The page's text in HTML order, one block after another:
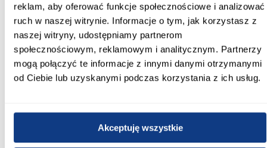
reklam, aby oferować funkcje społecznościowe i analizować
ruch w naszej witrynie. Informacje o tym, jak korzystasz z
naszej witryny, udostępniamy partnerom
społecznościowym, reklamowym i analitycznym. Partnerzy
mogą połączyć te informacje z innymi danymi otrzymanymi
od Ciebie lub uzyskanymi podczas korzystania z ich usług.
Akceptuję wszystkie
Wysokość [cm]:
245.50
Kolor frontów:
biały
Kolor korpusu: